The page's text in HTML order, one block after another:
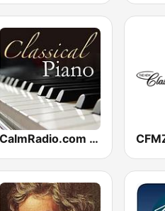
CalmRadio.com - Classical Piano